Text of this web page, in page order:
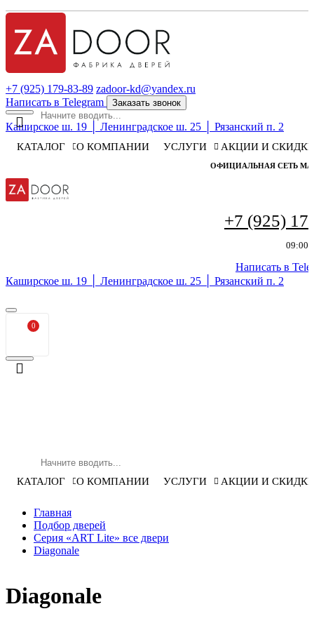
+7 (925) 179-83-89 zadoor-kd@yandex.ru
Написать в Telegram
Заказать звонок
Каширское ш. 19 │ Ленинградское ш. 25 │ Рязанский п. 2
КАТАЛОГ О КОМПАНИИ УСЛУГИ АКЦИИ И
ОФИЦИАЛЬНАЯ СЕТЬ
+7 (925)
09:00
Написать в
Каширское ш. 19 │ Ленинградское ш. 25 │ Рязанский п. 2
0
КАТАЛОГ О КОМПАНИИ УСЛУГИ АКЦИИ И
Главная
Подбор дверей
Серия «ART Lite» все двери
Diagonale
Diagonale